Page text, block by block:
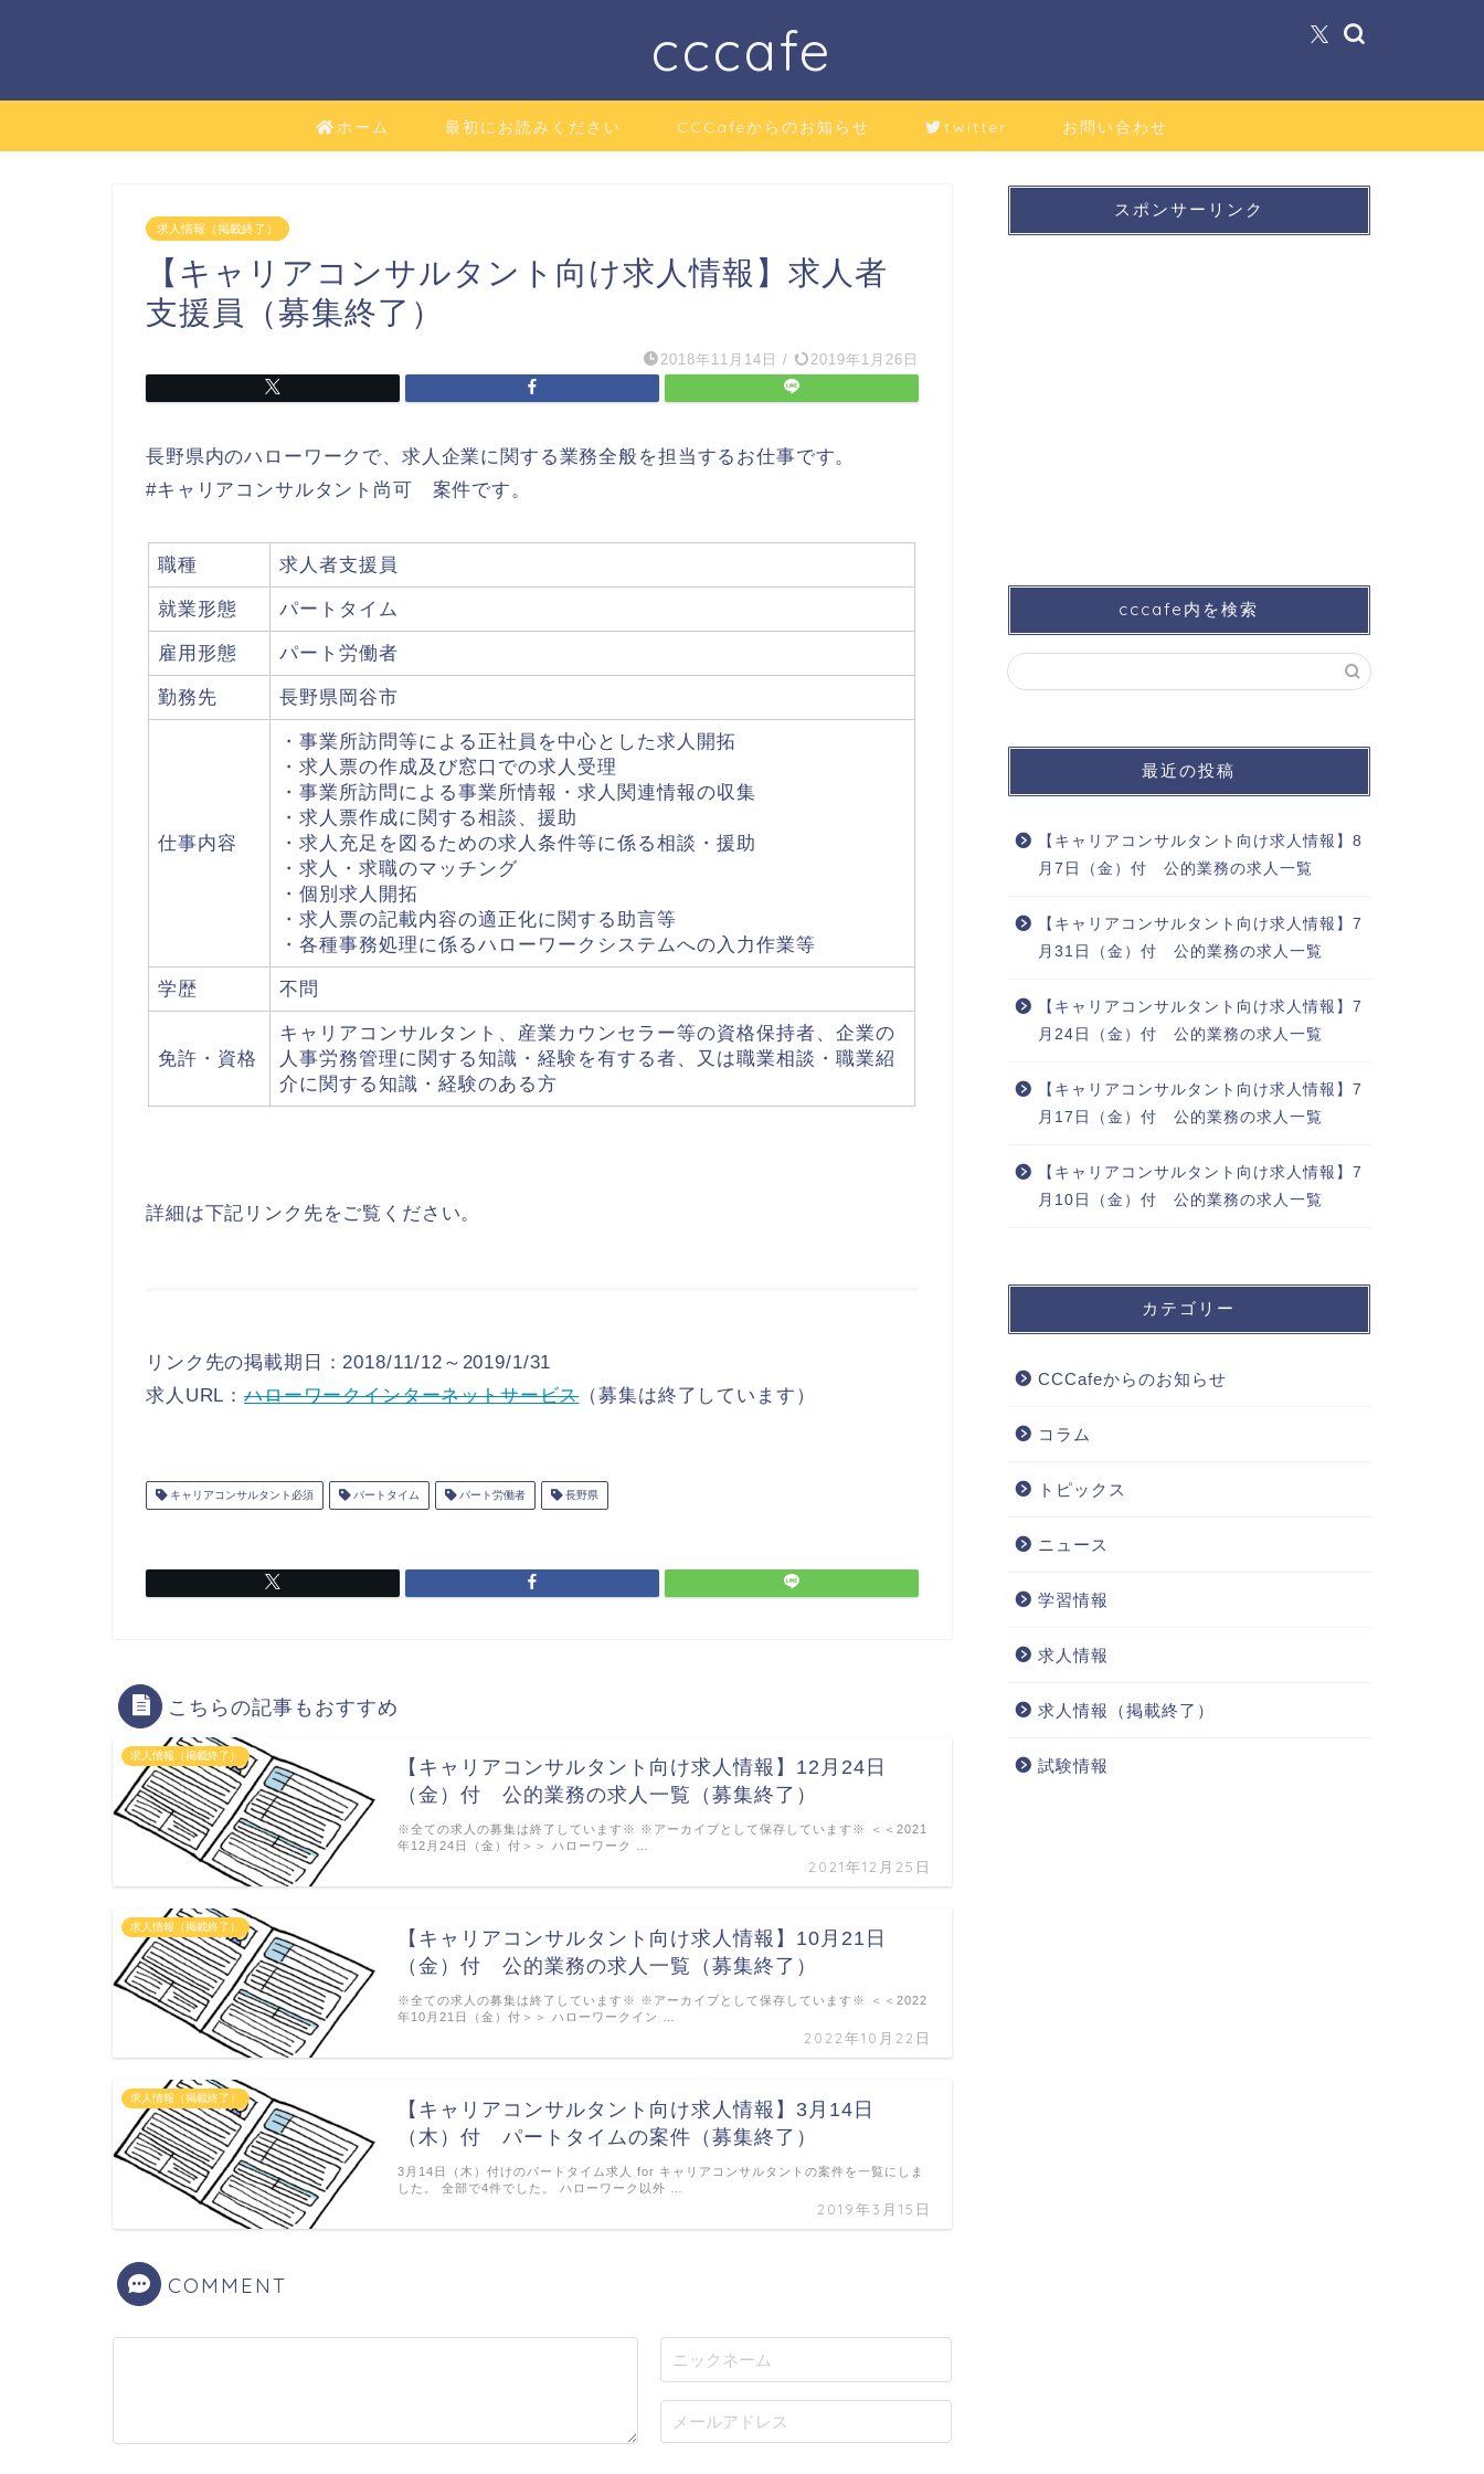
cccafe
ホーム 最初にお読みください CCCafeからのお知らせ twitter お問い合わせ
求人情報（掲載終了）
【キャリアコンサルタント向け求人情報】求人者
支援員（募集終了）
2018年11月14日 / 2019年1月26日
長野県内のハローワークで、求人企業に関する業務全般を担当するお仕事です。
#キャリアコンサルタント尚可 案件です。
職種 求人者支援員
就業形態 パートタイム
雇用形態 パート労働者
勤務先 長野県岡谷市
仕事内容
・事業所訪問等による正社員を中心とした求人開拓
・求人票の作成及び窓口での求人受理
・事業所訪問による事業所情報・求人関連情報の収集
・求人票作成に関する相談、援助
・求人充足を図るための求人条件等に係る相談・援助
・求人・求職のマッチング
・個別求人開拓
・求人票の記載内容の適正化に関する助言等
・各種事務処理に係るハローワークシステムへの入力作業等
学歴 不問
免許・資格
キャリアコンサルタント、産業カウンセラー等の資格保持者、企業の
人事労務管理に関する知識・経験を有する者、又は職業相談・職業紹
介に関する知識・経験のある方
詳細は下記リンク先をご覧ください。
リンク先の掲載期日：2018/11/12～2019/1/31
求人URL：ハローワークインターネットサービス（募集は終了しています）
キャリアコンサルタント必須 パートタイム パート労働者 長野県
こちらの記事もおすすめ
求人情報（掲載終了）
【キャリアコンサルタント向け求人情報】12月24日
（金）付 公的業務の求人一覧（募集終了）
2021年12月25日
※全ての求人の募集は終了しています※ ※アーカイブとして保存しています※ ＜＜2021
年12月24日（金）付＞＞ ハローワーク …
求人情報（掲載終了）
【キャリアコンサルタント向け求人情報】10月21日
（金）付 公的業務の求人一覧（募集終了）
2022年10月22日
※全ての求人の募集は終了しています※ ※アーカイブとして保存しています※ ＜＜2022
年10月21日（金）付＞＞ ハローワークイン …
求人情報（掲載終了）
【キャリアコンサルタント向け求人情報】3月14日
（木）付 パートタイムの案件（募集終了）
2019年3月15日
3月14日（木）付けのパートタイム求人 for キャリアコンサルタントの案件を一覧にしま
した。 全部で4件でした。 ハローワーク以外 …
COMMENT
スポンサーリンク
cccafe内を検索
最近の投稿
【キャリアコンサルタント向け求人情報】8
月7日（金）付 公的業務の求人一覧
【キャリアコンサルタント向け求人情報】7
月31日（金）付 公的業務の求人一覧
【キャリアコンサルタント向け求人情報】7
月24日（金）付 公的業務の求人一覧
【キャリアコンサルタント向け求人情報】7
月17日（金）付 公的業務の求人一覧
【キャリアコンサルタント向け求人情報】7
月10日（金）付 公的業務の求人一覧
カテゴリー
CCCafeからのお知らせ
コラム
トピックス
ニュース
学習情報
求人情報
求人情報（掲載終了）
試験情報